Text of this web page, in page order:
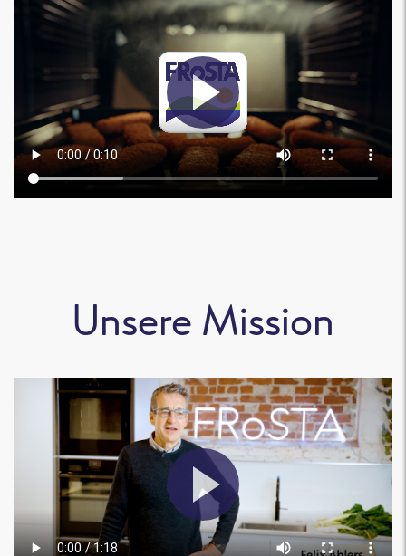
Unsere Mission